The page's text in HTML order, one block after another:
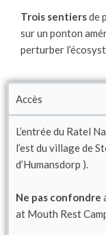
Trois sentiersde
sur un ponton
perturber
Accès
L’entrée du Ratel
l’est du village de
d’Humansdorp ).
Ne pas confondre
at Mouth Rest